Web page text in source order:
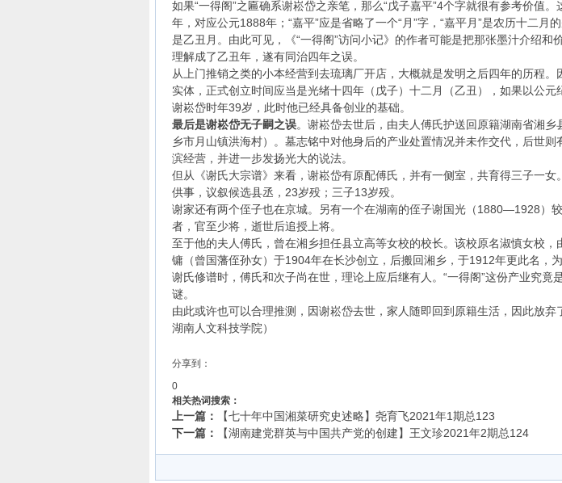
如果“一得阁”之匾确系谢崧岱之亲笔，那么“戊子嘉平”4个字就很有参考价值。
年，对应公元1888年；“嘉平”应是省略了一个“月”字，“嘉平月”是农历十二月
是乙丑月。由此可见，《“一得阁”访问小记》的作者可能是把那张墨汁介绍和
理解成了乙丑年，遂有同治四年之误。
从上门推销之类的小本经营到去琉璃厂开店，大概就是发明之后四年的历程。
实体，正式创立时间应当是光绪十四年（戊子）十二月（乙丑），如果以公元
谢崧岱时年39岁，此时他已经具备创业的基础。
最后是谢崧岱无子嗣之误。谢崧岱去世后，由夫人傅氏护送回原籍湖南省湘乡
乡市月山镇洪海村）。墓志铭中对他身后的产业处置情况并未作交代，后世
滨经营，并进一步发扬光大的说法。
但从《谢氏大宗谱》来看，谢崧岱有原配傅氏，并有一侧室，共育得三子一女
供事，议叙候选县丞，23岁殁；三子13岁殁。
谢家还有两个侄子也在京城。另有一个在湖南的侄子谢国光（1880—1928）
者，官至少将，逝世后追授上将。
至于他的夫人傅氏，曾在湘乡担任县立高等女校的校长。该校原名淑慎女校，
镛（曾国藩侄孙女）于1904年在长沙创立，后搬回湘乡，于1912年更此名，
谢氏修谱时，傅氏和次子尚在世，理论上应后继有人。“一得阁”这份产业究竟
谜。
由此或许也可以合理推测，因谢崧岱去世，家人随即回到原籍生活，因此放弃
湖南人文科技学院）
分享到：
0
相关热词搜索：
上一篇：
【七十年中国湘菜研究史述略】尧育飞2021年1期总123
下一篇：
【湖南建党群英与中国共产党的创建】王文珍2021年2期总124